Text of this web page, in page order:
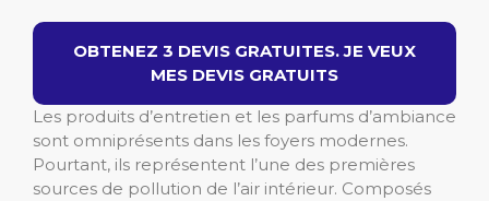
OBTENEZ 3 DEVIS GRATUITES. JE VEUX
MES DEVIS GRATUITS
Les produits d’entretien et les parfums d’ambiance
sont omniprésents dans les foyers modernes.
Pourtant, ils représentent l’une des premières
sources de pollution de l’air intérieur. Composés